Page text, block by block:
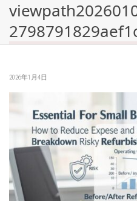
2026年1月4日